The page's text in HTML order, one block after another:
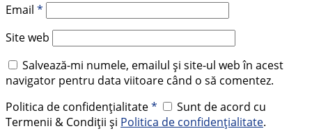
Email *
Site web
Salvează-mi numele, emailul și site-ul web în acest
navigator pentru data viitoare când o să comentez.
Politica de confidențialitate*
Sunt de acord cu
Termenii & Condiții și Politica de confidențialitate.